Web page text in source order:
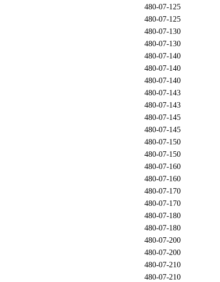
480-07-125
480-07-125
480-07-130
480-07-130
480-07-140
480-07-140
480-07-140
480-07-143
480-07-143
480-07-145
480-07-145
480-07-150
480-07-150
480-07-160
480-07-160
480-07-170
480-07-170
480-07-180
480-07-180
480-07-200
480-07-200
480-07-210
480-07-210